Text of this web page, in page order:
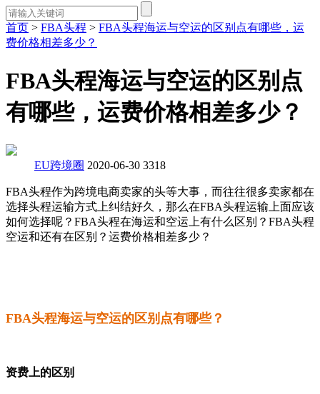
首页 > FBA头程 > FBA头程海运与空运的区别点有哪些，运
费价格相差多少？
FBA头程海运与空运的区别点
有哪些，运费价格相差多少？
EU跨境圈 2020-06-30 3318
FBA头程作为跨境电商卖家的头等大事，而往往很多卖家都在
选择头程运输方式上纠结好久，那么在FBA头程运输上面应该
如何选择呢？FBA头程在海运和空运上有什么区别？FBA头程
空运和还有在区别？运费价格相差多少？
FBA头程海运与空运的区别点有哪些？
资费上的区别